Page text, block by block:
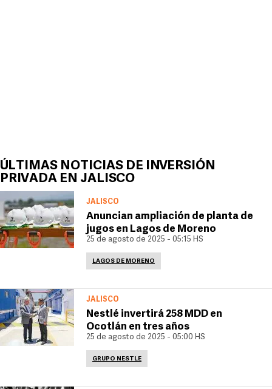
ÚLTIMAS NOTICIAS DE INVERSIÓN
PRIVADA EN JALISCO
JALISCO
Anuncian ampliación de planta de
jugos en Lagos de Moreno
25 de agosto de 2025 - 05:15 HS
LAGOS DE MORENO
JALISCO
Nestlé invertirá 258 MDD en
Ocotlán en tres años
25 de agosto de 2025 - 05:00 HS
GRUPO NESTLE